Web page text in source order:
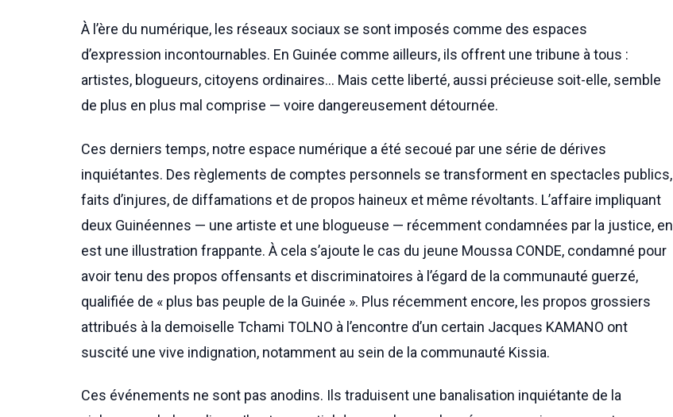
À l’ère du numérique, les réseaux sociaux se sont imposés comme des espaces
d’expression incontournables. En Guinée comme ailleurs, ils offrent une tribune à tous :
artistes, blogueurs, citoyens ordinaires… Mais cette liberté, aussi précieuse soit-elle, semble
de plus en plus mal comprise — voire dangereusement détournée.
Ces derniers temps, notre espace numérique a été secoué par une série de dérives
inquiétantes. Des règlements de comptes personnels se transforment en spectacles publics,
faits d’injures, de diffamations et de propos haineux et même révoltants. L’affaire impliquant
deux Guinéennes — une artiste et une blogueuse — récemment condamnées par la justice, en
est une illustration frappante. À cela s’ajoute le cas du jeune Moussa CONDE, condamné pour
avoir tenu des propos offensants et discriminatoires à l’égard de la communauté guerzé,
qualifiée de « plus bas peuple de la Guinée ». Plus récemment encore, les propos grossiers
attribués à la demoiselle Tchami TOLNO à l’encontre d’un certain Jacques KAMANO ont
suscité une vive indignation, notamment au sein de la communauté Kissia.
Ces événements ne sont pas anodins. Ils traduisent une banalisation inquiétante de la